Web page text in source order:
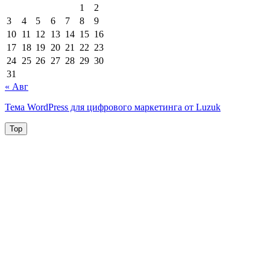
1
2
3
4 5 6 7 8
9
10 11 12 13 14 15 16
17 18 19 20 21 22 23
24 25 26 27 28 29 30
31
« Авг
Тема WordPress для цифрового маркетинга от Luzuk
Top